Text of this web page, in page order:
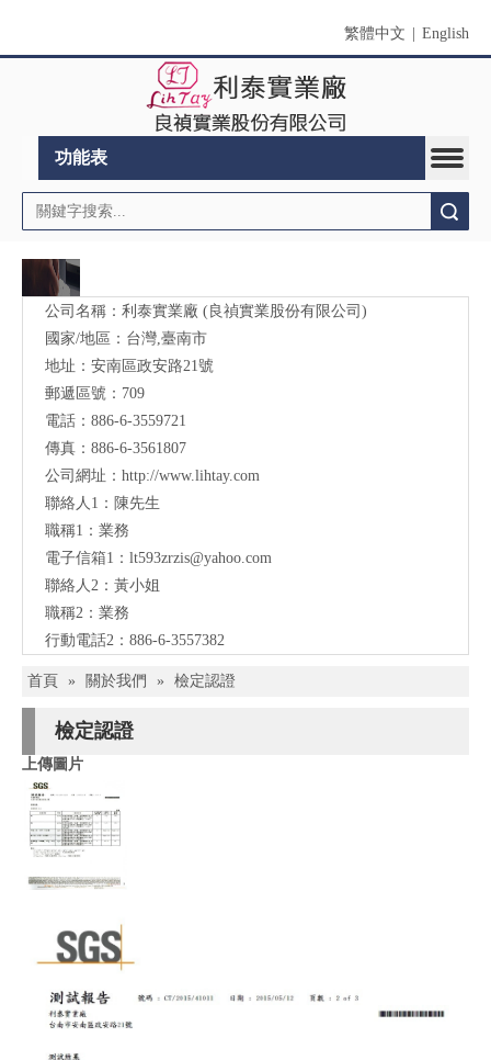
繁體中文 English
功能表
公司名稱：利泰實業廠 (良禎實業股份有限公司)
國家/地區：台灣,臺南市
地址：安南區政安路21號
郵遞區號：709
電話：886-6-3559721
傳真：886-6-3561807
公司網址： http://www.lihtay.com
聯絡人1：陳先生
職稱1：業務
電子信箱1：lt593zrzis@yahoo.com
聯絡人2：黃小姐
職稱2：業務
行動電話2：886-6-3557382
首頁 » 關於我們 » 檢定認證
檢定認證
上傳圖片